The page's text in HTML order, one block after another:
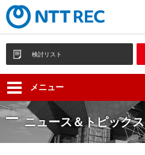
検討リスト
メニュー
ニュース＆トピックス